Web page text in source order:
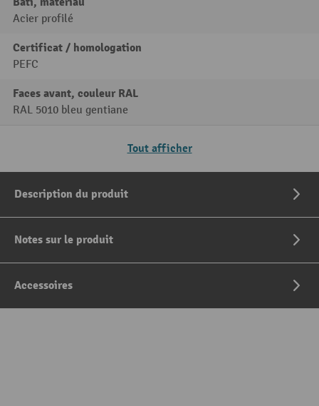
Acier profilé
Certificat / homologation
PEFC
Faces avant, couleur RAL
RAL 5010 bleu gentiane
Tout afficher
Description du produit
Notes sur le produit
Accessoires